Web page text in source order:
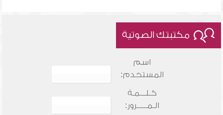
مكتبتك الصوتية
اسم
المستخدم:
كـلـــمـة
الـمـــــرور: